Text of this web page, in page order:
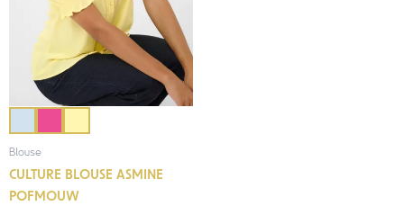
Blouse
CULTURE BLOUSE ASMINE
POFMOUW